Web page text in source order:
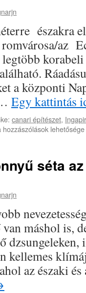
északra
az
a központi
Egy kattintás
canari építészet,
hozzászólások
séta
máshol is,
kellemes
az északi